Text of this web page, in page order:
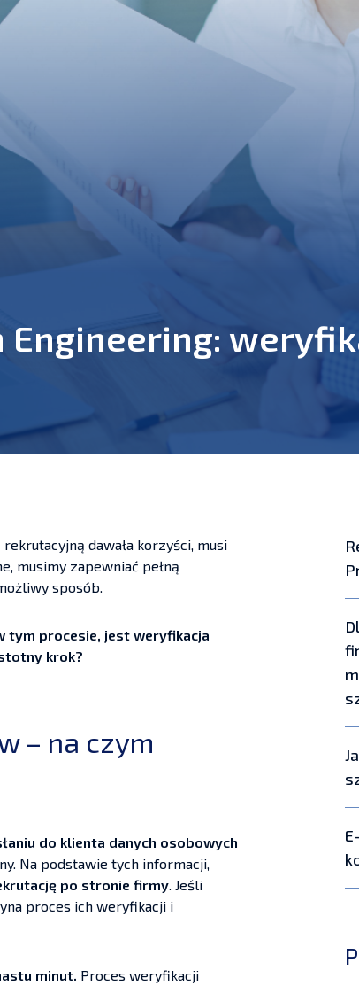
Engineering:
dawała korzyści, musi
musimy zapewniać pełną
sposób.
tym procesie, jest weryfikacja
krok?
– na czym
do klienta danych osobowych
Na podstawie tych informacji,
po stronie firmy . Jeśli
proces ich weryfikacji i
minut. Proces weryfikacji